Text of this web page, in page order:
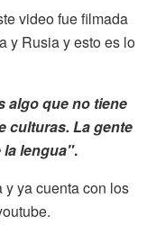
video fue filmada
y Rusia y esto es lo
algo que no tiene
culturas. La gente
la lengua".
ya cuenta con los